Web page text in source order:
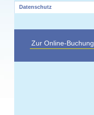
Datenschutz
Zur Online-Buchung